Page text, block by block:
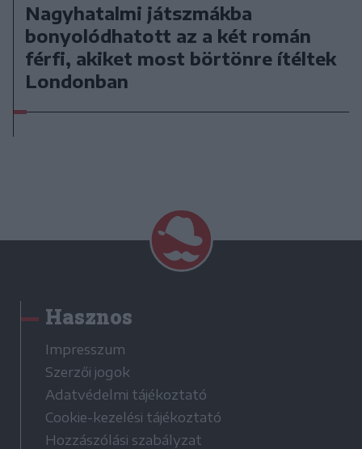
Nagyhatalmi játszmákba
bonyolódhatott az a két román
férfi, akiket most börtönre ítéltek
Londonban
Hasznos
Impresszum
Szerzői jogok
Adatvédelmi tájékoztató
Cookie-kezelési tájékoztató
Hozzászólási szabályzat